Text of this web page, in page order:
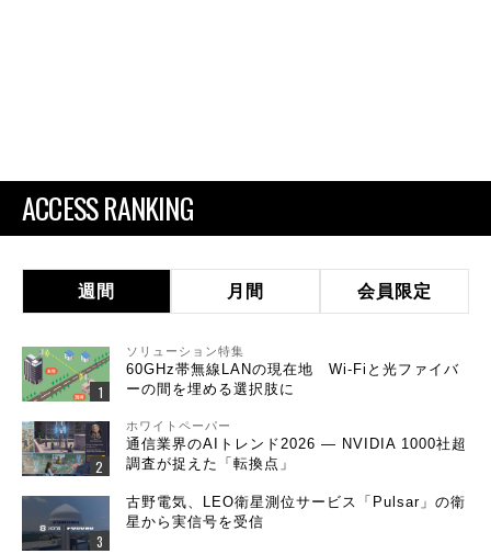
ACCESS RANKING
週間 月間 会員限定
ソリューション特集
60GHz帯無線LANの現在地 Wi-Fiと光ファイバ
ーの間を埋める選択肢に
ホワイトペーパー
通信業界のAIトレンド2026 ― NVIDIA 1000社超
調査が捉えた「転換点」
古野電気、LEO衛星測位サービス「Pulsar」の衛
星から実信号を受信